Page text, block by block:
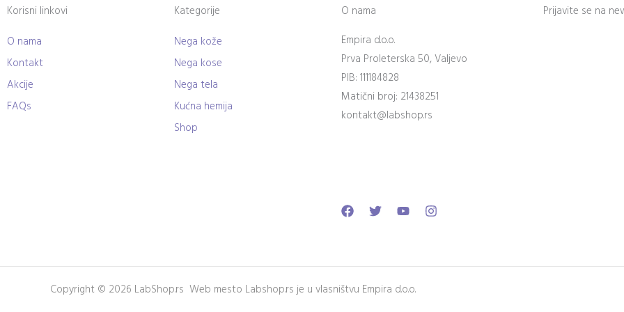
Korisni linkovi
O nama
Kontakt
Akcije
FAQs
Kategorije
Nega kože
Nega kose
Nega tela
Kućna hemija
Shop
O nama
Empira d.o.o.
Prva Proleterska 50, Valjevo
PIB: 111184828
Matični broj: 21438251
kontakt@labshop.rs
Facebook
Prijavite se na
Copyright © 2026 LabShop.rs Web mesto Labshop.rs je u vlasništvu Empira d.o.o.